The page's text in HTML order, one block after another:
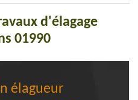
d'élagage
01990
élagueur